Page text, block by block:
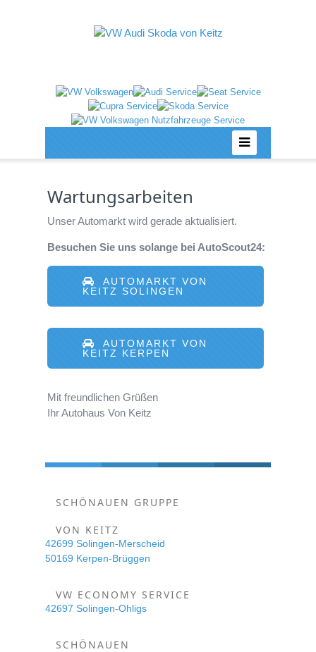
Wartungsarbeiten
Unser Automarkt wird gerade aktualisiert.
Besuchen Sie uns solange bei AutoScout24:
AUTOMARKT VON
KEITZ SOLINGEN
AUTOMARKT VON
KEITZ KERPEN
Mit freundlichen Grüßen
Ihr Autohaus Von Keitz
SCHÖNAUEN GRUPPE
VON KEITZ
42699 Solingen-Merscheid
50169 Kerpen-Brüggen
VW ECONOMY SERVICE
42697 Solingen-Ohligs
SCHÖNAUEN